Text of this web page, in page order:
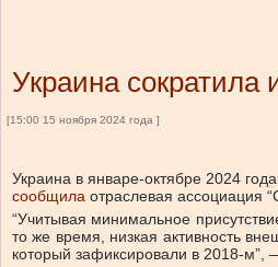
Украина
[15:00 15 ноября 2024 года ]
Украина в январе-октябре 2024
сообщила отраслевая ассоциация
“Учитывая минимальное
то же время, низкая активность
который зафиксировали в 2018-м”,